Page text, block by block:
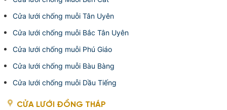
Cửa lưới chống muỗi Tân Uyên
Cửa lưới chống muỗi Bắc Tân Uyên
Cửa lưới chống muỗi Phú Giáo
Cửa lưới chống muỗi Bàu Bàng
Cửa lưới chống muỗi Dầu Tiếng
CỬA LƯỚI ĐỒNG THÁP